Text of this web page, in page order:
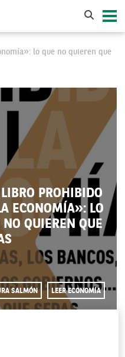
lo que no quieren que
PROHIBIDO
ECONOMÍA»: LO
NO QUIEREN QUE
SALMÓN LEER ECONOMÍA